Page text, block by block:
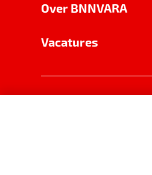
Over BNNVARA
Vacatures
Cookie-